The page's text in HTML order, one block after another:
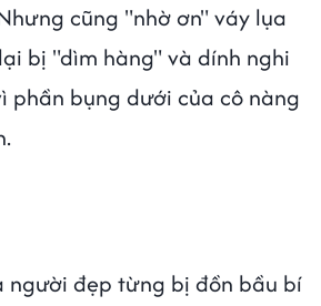
cũng "nhờ ơn" váy lụa
bị "dìm hàng" và dính nghi
phần bụng dưới của cô nàng
người đẹp từng bị đồn bầu bí